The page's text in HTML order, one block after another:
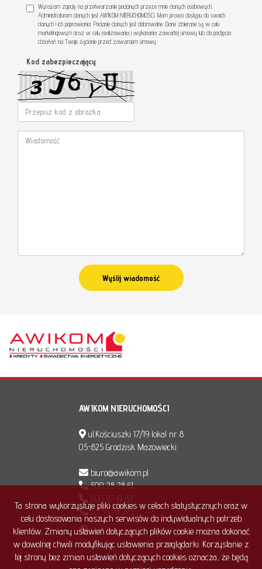
Wyrażam zgodę na przetwarzanie podanych przeze mnie danych osobowych.
Administratorem danych jest AWIKOM NIERUCHOMOŚCI. Mam prawo dostępu do swoich
danych i ich poprawiania. Podanie danych jest dobrowolne. Dane zbierane są w celu
marketingowym oraz w celu realizowania i wykonania zawartej umowy lub do podjęcia
działań na Twoje żądanie przed zawarciem umowy.
Kod zabezpieczający
AWIKOM NIERUCHOMOŚCI
ul.Kościuszki 17/19 lokal nr 8
05-825 Grodzisk Mazowiecki
biuro@awikom.pl
500 28 28 61
53 55 78 222
Polub nas na Facebook'u
Ta strona wykorzystuje pliki cookies w celach statystycznych oraz w
celu dostosowania naszych serwisów do indywidualnych potrzeb
klientów. Zmiany ustawień dotyczących plików cookie można dokonać
w dowolnej chwili modyfikując ustawienia przeglądarki. Korzystanie z
tej strony bez zmian ustawień dotyczących cookies oznacza, że będą